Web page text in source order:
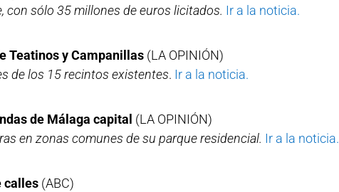
con sólo 35 millones de euros licitados. Ir a la noticia.
Teatinos y Campanillas (LA OPINIÓN)
de los 15 recintos existentes. Ir a la noticia.
de Málaga capital (LA OPINIÓN)
en zonas comunes de su parque residencial. Ir a la noticia.
calles (ABC)